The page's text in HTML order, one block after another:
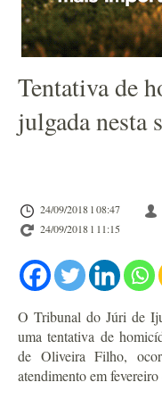
Tentativa de
julgada nesta
24/09/2018 l 08:47
24/09/2018 l 11:15
O Tribunal do Júri de
uma tentativa de
de Oliveira Filho,
atendimento em